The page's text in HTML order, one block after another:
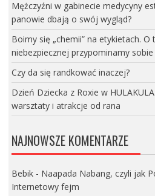
Mężczyźni w gabinecie medycyny
panowie dbają o swój wygląd?
Boimy się „chemii” na etykietach. O
niebezpiecznej przypominamy
Czy da się randkować inaczej?
Dzień Dziecka z Roxie w
warsztaty i atrakcje od rana
NAJNOWSZE KOMENTARZE
Bebik- Naapada Nabang, czyli jak
Internetowy fejm